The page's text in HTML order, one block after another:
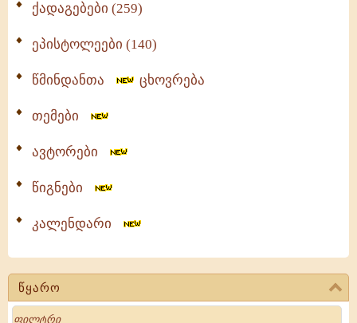
ქადაგებები (259)
ეპისტოლეები (140)
წმინდანთა ცხოვრება
თემები
ავტორები
წიგნები
კალენდარი
წყარო
Search